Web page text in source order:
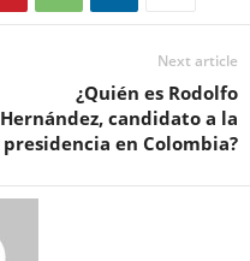
Next article
¿Quién es Rodolfo
Hernández, candidato a la
presidencia en Colombia?